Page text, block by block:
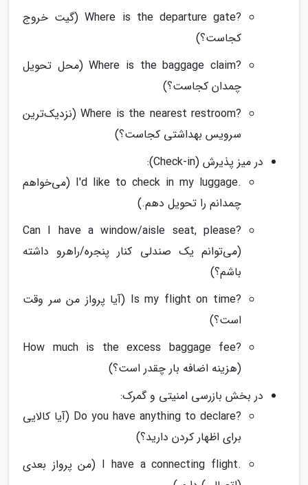
?Where is the departure gate (گیت خروج
کجاست؟)
?Where is the baggage claim (محل تحویل
چمدان کجاست؟)
?Where is the nearest restroom (نزدیک‌ترین
سرویس بهداشتی کجاست؟)
در میز پذیرش (Check-in):
.I'd like to check in my luggage (می‌خواهم
چمدانم را تحویل دهم.)
?Can I have a window/aisle seat, please
(می‌توانم یک صندلی کنار پنجره/راهرو داشته
باشم؟)
?Is my flight on time (آیا پرواز من سر وقت
است؟)
?How much is the excess baggage fee
(هزینه اضافه بار چقدر است؟)
در بخش بازرسی امنیتی و گمرک:
?Do you have anything to declare (آیا کالایی
برای اظهار کردن دارید؟)
.I have a connecting flight (من پرواز بعدی